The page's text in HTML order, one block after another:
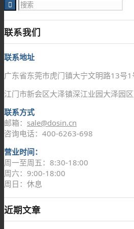
联系我们
联系地址
广东省东莞市虎门镇大宁文明路13号
江门市新会区大泽镇深江业园大泽园
联系方式
邮箱： sale@dosin.cn
咨询电话：400-6263-698
营业时间：
周一至周五：8:30-18:00
周六：9:00-18:00
周日：休息
近期文章